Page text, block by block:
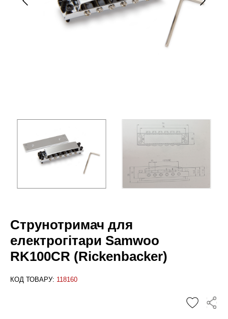
Струнотримач для
електрогітари Samwoo
RK100CR (Rickenbacker)
КОД ТОВАРУ: 118160